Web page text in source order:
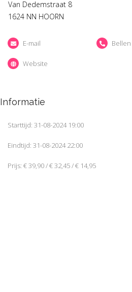
Van Dedemstraat 8
1624 NN HOORN
E-mail Bellen
Website
Informatie
Starttijd: 31-08-2024 19:00
Eindtijd: 31-08-2024 22:00
Prijs: € 39,90 / € 32,45 / € 14,95